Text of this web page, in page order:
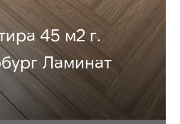
45 м2 г.
Ламинат